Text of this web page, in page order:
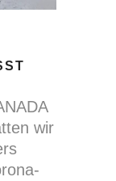
wir